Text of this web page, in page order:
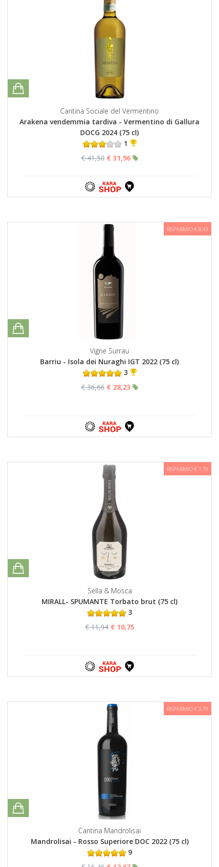
Cantina Sociale del Vermentino
Arakena vendemmia tardiva - Vermentino di Gallura
DOCG 2024 (75 cl)
1
€ 41,50 € 31,96
RISPARMIO € 8,43
Vigne Surrau
Barriu - Isola dei Nuraghi IGT 2022 (75 cl)
3
€ 36,66 € 28,23
RISPARMIO € 1,19
Sella & Mosca
MIRALL- SPUMANTE Torbato brut (75 cl)
3
€ 11,94 € 10,75
RISPARMIO € 3,79
Cantina Mandrolisai
Mandrolisai - Rosso Superiore DOC 2022 (75 cl)
9